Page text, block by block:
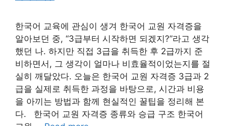
한국어 교육에 관심이 생겨 한국어 교원 자격증을
알아보던 중, “3급부터 시작하면 되겠지?”라고 생각
했던 나. 하지만 직접 3급을 취득한 후 2급까지 준
비하면서, 그 생각이 얼마나 비효율적이었는지를 절
실히 깨달았다. 오늘은 한국어 교원 자격증 3급과 2
급을 실제로 취득한 과정을 바탕으로, 시간과 비용
을 아끼는 방법과 함께 현실적인 꿀팁을 정리해 본
다. 한국어 교원 자격증 종류와 승급 구조 한국어